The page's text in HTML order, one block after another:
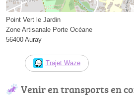
Point Vert le Jardin
Zone Artisanale Porte Océane
56400 Auray
Trajet Waze
Venir en transports en